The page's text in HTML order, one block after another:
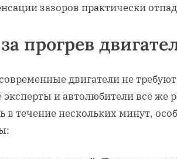
зазоров практически
прогрев
двигатели не
эксперты и автолюбители все же
в течение нескольких минут,